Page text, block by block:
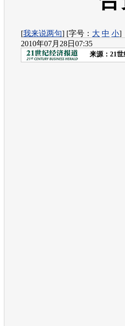
[我来说两句] [字号： 大 中 小]
2010年07月28日07:35
来源： 21世